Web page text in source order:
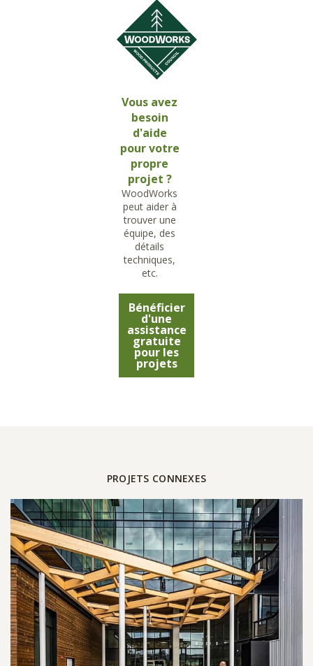
Vous avez
besoin
d'aide
pour votre
propre
projet ?
WoodWorks
peut aider à
trouver une
équipe, des
détails
techniques,
etc.
Bénéficier
d'une
assistance
gratuite
pour les
projets
PROJETS CONNEXES